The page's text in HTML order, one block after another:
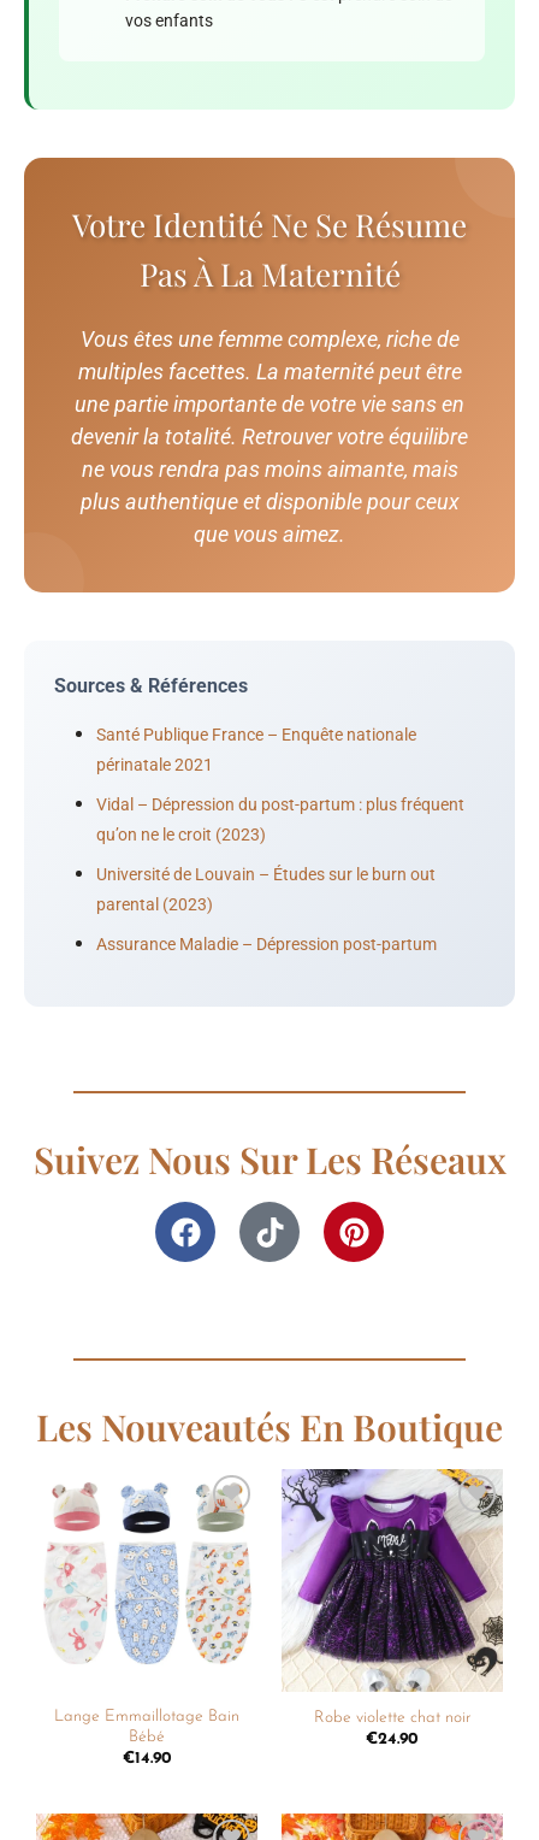
vos enfants
Votre Identité Ne Se Résume
Pas À La Maternité
Vous êtes une femme complexe, riche de
multiples facettes. La maternité peut être
une partie importante de votre vie sans en
devenir la totalité. Retrouver votre équilibre
ne vous rendra pas moins aimante, mais
plus authentique et disponible pour ceux
que vous aimez.
Sources & Références
Santé Publique France – Enquête nationale
périnatale 2021
Vidal – Dépression du post-partum : plus fréquent
qu’on ne le croit (2023)
Université de Louvain – Études sur le burn out
parental (2023)
Assurance Maladie – Dépression post-partum
Suivez Nous Sur Les Réseaux
Les Nouveautés En Boutique
Ajouter
à la
liste de
souhaits
Lange Emmaillotage Bain
Bébé
€14.90
Ajouter
à la
liste de
souhaits
Robe violette chat noir
€24.90